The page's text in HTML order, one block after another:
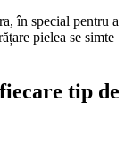
în special pentru a
pielea se simte
tip de